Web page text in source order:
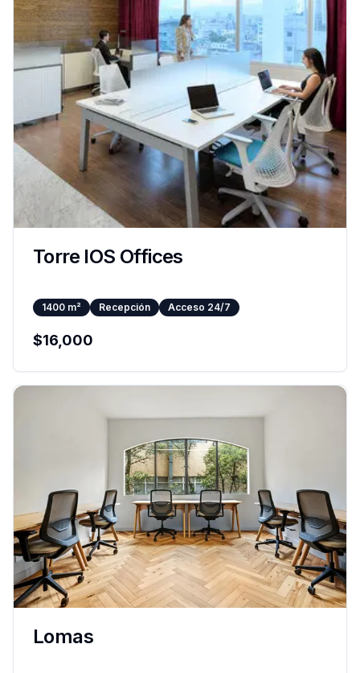
Torre IOS Offices
1400 m² Recepción Acceso 24/7
$16,000
Lomas